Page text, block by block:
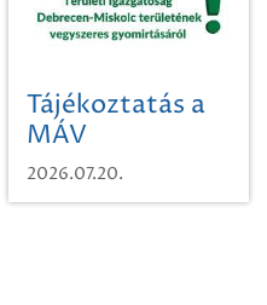
Tájékoztatás a
MÁV
Pályaműködtetési
Zrt. Területi
2026.07.20.